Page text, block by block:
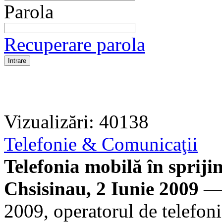
Parola
Recuperare parola
Vizualizări: 40138
Telefonie & Comunicaţii
Telefonia mobilă în
Chsisinau, 2 Iunie 2009 —
2009, operatorul de